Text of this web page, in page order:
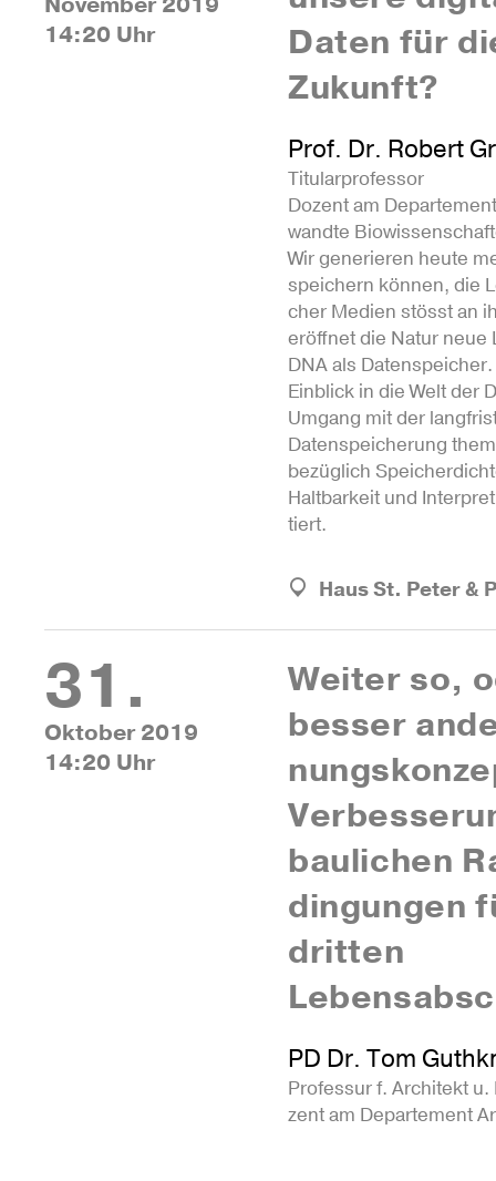
14:20 Uhr
Daten für
Zukunft?
Prof. Dr. Robert
Titu­lar­pro­fessor
Dozent am
wandte
Wir gene­rieren heute
spei­chern können, die
cher Medien stösst an
eröffnet die Natur neue
DNA als
Ein­blick in die Welt der
Umgang mit der
Daten­spei­che­rung
bezüglich
Halt­bar­keit und
tiert.
Haus St. Peter &
31.
Oktober 2019
14:20 Uhr
Weiter so,
besser
bau­li­chen
din­gungen
dritten
PD Dr. Tom
Pro­fessur f. Archi­tekt
zent am Depar­te­ment